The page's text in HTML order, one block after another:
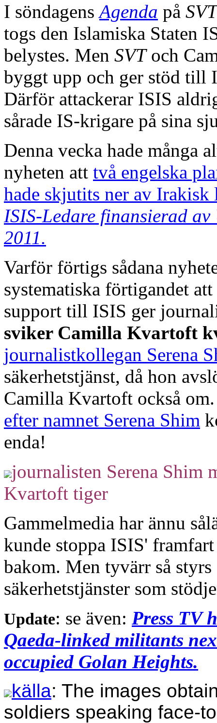
I söndagensAgenda på SVT
togs den Islamiska Staten
belystes. Men SVToch
byggt upp och ger stöd till
Därför attackerar ISIS
sårade IS-krigare på sina
Denna vecka hade många
nyheten att två engelska
hade skjutits ner av
ISIS-Ledare finansierad
2011.
Varför förtigs sådana
systematiska förtigandet
support till ISIS ger
sviker Camilla Kvartoft
journalistkollegan Serena
säkerhetstjänst, då hon
Camilla Kvartoft också
efter namnet Serena Shim
enda!
journalisten Serena Shim
Kvartoft tiger
Gammelmedia har ännu
kunde stoppa ISIS'
bakom. Men tyvärr så
säkerhetstjänster som
Update: se även: Press TV
Qaeda-linked militants
occupied Golan Heights.
källa: The images
soldiers speaking face-